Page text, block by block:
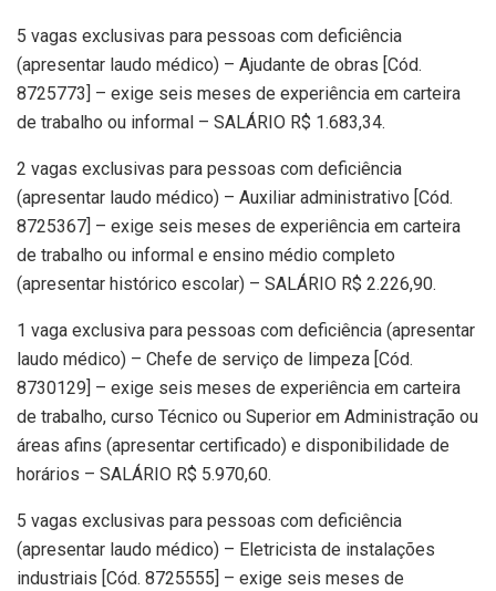
5 vagas exclusivas para pessoas com deficiência
(apresentar laudo médico) – Ajudante de obras [Cód.
8725773] – exige seis meses de experiência em carteira
de trabalho ou informal – SALÁRIO R$ 1.683,34.
2 vagas exclusivas para pessoas com deficiência
(apresentar laudo médico) – Auxiliar administrativo [Cód.
8725367] – exige seis meses de experiência em carteira
de trabalho ou informal e ensino médio completo
(apresentar histórico escolar) – SALÁRIO R$ 2.226,90.
1 vaga exclusiva para pessoas com deficiência (apresentar
laudo médico) – Chefe de serviço de limpeza [Cód.
8730129] – exige seis meses de experiência em carteira
de trabalho, curso Técnico ou Superior em Administração ou
áreas afins (apresentar certificado) e disponibilidade de
horários – SALÁRIO R$ 5.970,60.
5 vagas exclusivas para pessoas com deficiência
(apresentar laudo médico) – Eletricista de instalações
industriais [Cód. 8725555] – exige seis meses de